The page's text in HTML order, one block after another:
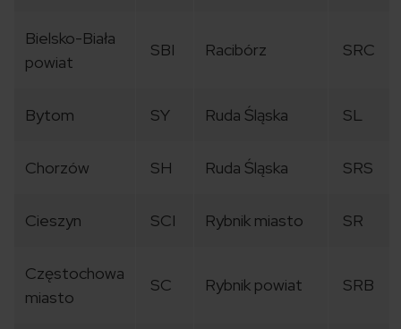
Bielsko-Biała
powiat
SBI Racibórz SRC
Bytom SY Ruda Śląska SL
Chorzów SH Ruda Śląska SRS
Cieszyn SCI Rybnik miasto SR
Częstochowa
miasto
SC Rybnik powiat SRB